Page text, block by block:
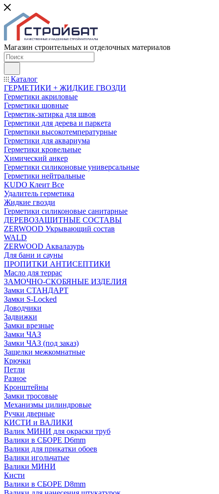
Магазин строительных и отделочных материалов
Каталог
ГЕРМЕТИКИ + ЖИДКИЕ ГВОЗДИ
Герметики акриловые
Герметики шовные
Герметик-затирка для швов
Герметики для дерева и паркета
Герметики высокотемпературные
Герметики для аквариума
Герметики кровельные
Химический анкер
Герметики силиконовые универсальные
Герметики нейтральные
KUDO Клеит Все
Удалитель герметика
Жидкие гвозди
Герметики силиконовые санитарные
ДЕРЕВОЗАЩИТНЫЕ СОСТАВЫ
ZERWOOD Укрывающий состав
WALD
ZERWOOD Аквалазурь
Для бани и сауны
ПРОПИТКИ АНТИСЕПТИКИ
Масло для террас
ЗАМОЧНО-СКОБЯНЫЕ ИЗДЕЛИЯ
Замки СТАНДАРТ
Замки S-Locked
Доводчики
Задвижки
Замки врезные
Замки ЧАЗ
Замки ЧАЗ (под заказ)
Защелки межкомнатные
Крючки
Петли
Разное
Кронштейны
Замки тросовые
Механизмы цилиндровые
Ручки дверные
КИСТИ и ВАЛИКИ
Валик МИНИ для окраски труб
Валики в СБОРЕ D6mm
Валики для прикатки обоев
Валики игольчатые
Валики МИНИ
Кисти
Валики в СБОРЕ D8mm